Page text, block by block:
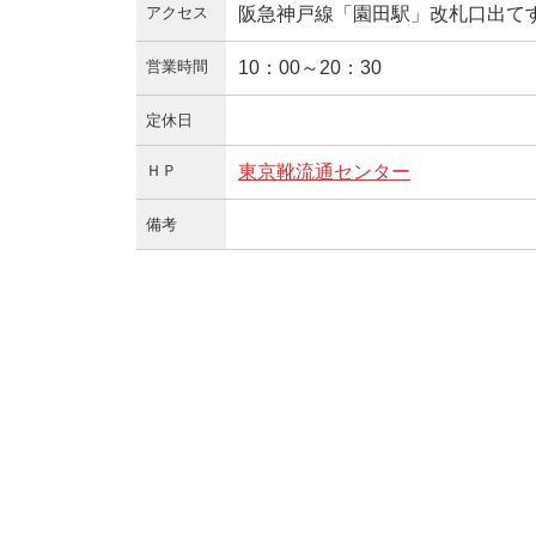
アクセス 阪急神戸線「園田駅」改札口出て
営業時間 10：00～20：30
定休日
ＨＰ 東京靴流通センター
備考